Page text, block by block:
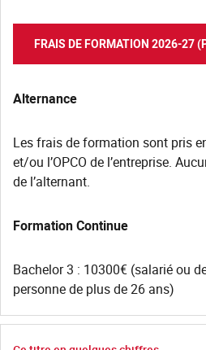
FRAIS DE FORMATION 2026-27
Alternance
Les frais de formation sont pris
et/ou l’OPCO de l’entreprise.
de l’alternant.
Formation Continue
Bachelor 3 : 10300€ (salarié ou
personne de plus de 26 ans)